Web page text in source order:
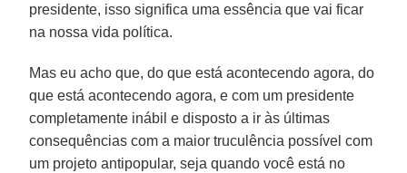
presidente, isso significa uma essência que vai ficar
na nossa vida política.
Mas eu acho que, do que está acontecendo agora, do
que está acontecendo agora, e com um presidente
completamente inábil e disposto a ir às últimas
consequências com a maior truculência possível com
um projeto antipopular, seja quando você está no